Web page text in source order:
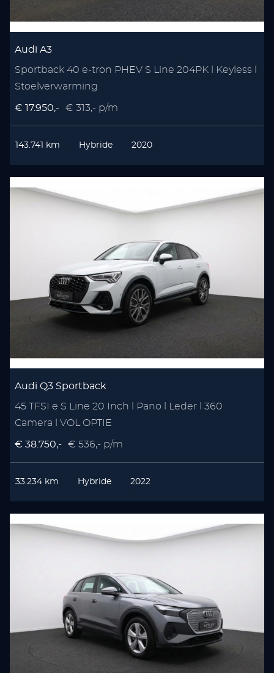
Audi A3
Sportback 40 e-tron PHEV S Line 204PK l Keyless l
Stoelverwarming
€ 17.950,- € 313,- p/m
143.741 km Hybride 2020
Audi Q3 Sportback
45 TFSI e S Line 20 Inch l Pano l Leder l 360
Camera l VOL OPTIE
€ 38.750,- € 536,- p/m
33.234 km Hybride 2022